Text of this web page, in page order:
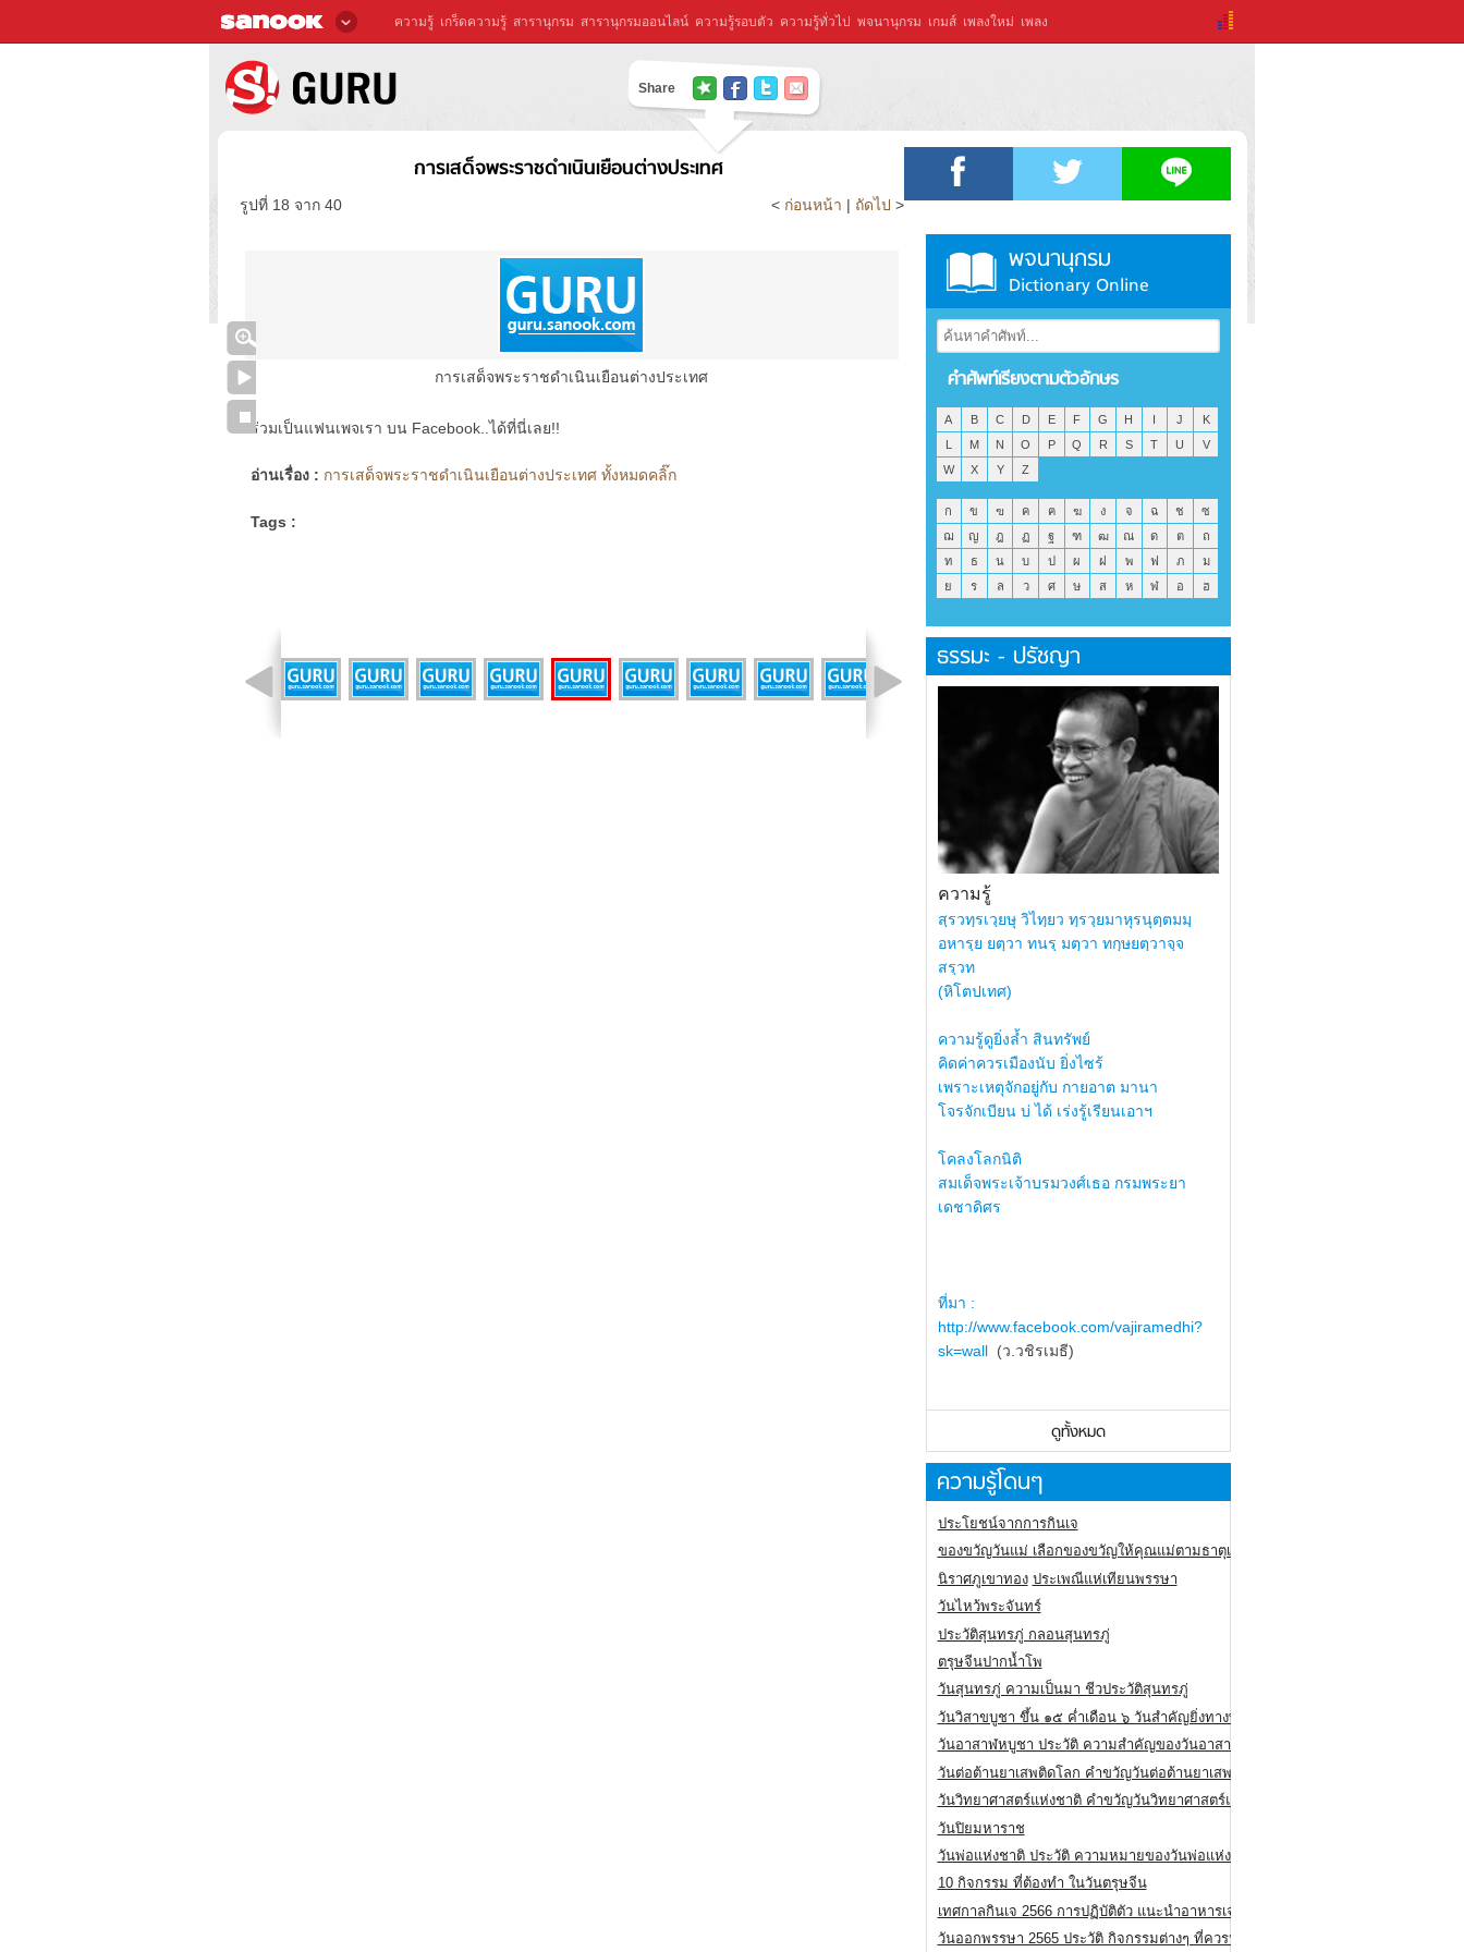
ความรู้ เกร็ดความรู้ สารานุกรม สารานุกรมออนไลน์ ความรู้รอบตัว ความรู้ทั่วไป พจนานุกรม เกมส์ เพลงใหม่ เพลง
Share
การเสด็จพระราชดำเนินเยือนต่างประเทศ
รูปที่ 18 จาก 40 < ก่อนหน้า | ถัดไป >
การเสด็จพระราชดำเนินเยือนต่างประเทศ
ร่วมเป็นแฟนเพจเรา บน Facebook..ได้ที่นี่เลย!!
อ่านเรื่อง : การเสด็จพระราชดำเนินเยือนต่างประเทศ ทั้งหมดคลิ๊ก
Tags :
พจนานุกรม
Dictionary Online
คำศัพท์เรียงตามตัวอักษร
A B C D E F G H I J
K
L
M N O P Q R S T U
V
W
X Y Z
ก ข ฃ ค ฅ ฆ ง จ ฉ ช
ซ
ฌ
ญ ฎ ฏ ฐ ฑ ฒ ณ ด ต
ถ
ท
ธ น บ ป ผ ฝ พ ฟ ภ
ม
ย
ร ล ว ศ ษ ส ห ฬ อ ฮ
ธรรมะ - ปรัชญา
ความรู้
สฺรวทฺรเวฺยษุ วิไทฺยว ทฺรวฺยมาหุรนุตฺตมมฺ
อหารฺย ยตฺวา ทนรฺ มตฺวา ทกฺษยตฺวาจฺจ
สรฺวท
(หิโตปเทศ)
ความรู้ดูยิ่งล้ำ สินทรัพย์
คิดค่าควรเมืองนับ ยิ่งไซร้
เพราะเหตุจักอยู่กับ กายอาต มานา
โจรจักเบียน บ่ ได้ เร่งรู้เรียนเอาฯ
โคลงโลกนิติ
สมเด็จพระเจ้าบรมวงศ์เธอ กรมพระยา
เดชาดิศร
ที่มา :
http://www.facebook.com/vajiramedhi?
sk=wall(ว.วชิรเมธี)
ดูทั้งหมด
ความรู้โดนๆ
ประโยชน์จากการกินเจ
ของขวัญวันแม่ เลือกของขวัญให้คุณแม่ตามธาตุเกิด
นิราศภูเขาทอง ประเพณีแห่เทียนพรรษา
วันไหว้พระจันทร์
ประวัติสุนทรภู่ กลอนสุนทรภู่
ตรุษจีนปากน้ำโพ
วันสุนทรภู่ ความเป็นมา ชีวประวัติสุนทรภู่
วันวิสาขบูชา ขึ้น ๑๕ ค่ำเดือน ๖ วันสำคัญยิ่งทางพระพุทธศาสนา
วันอาสาฬหบูชา ประวัติ ความสําคัญของวันอาสาฬหบูชา
วันต่อต้านยาเสพติดโลก คำขวัญวันต่อต้านยาเสพติดสากล
วันวิทยาศาสตร์แห่งชาติ คำขวัญวันวิทยาศาสตร์แห่งชาติ
วันปิยมหาราช
วันพ่อแห่งชาติ ประวัติ ความหมายของวันพ่อแห่งชาติ
10 กิจกรรม ที่ต้องทำ ในวันตรุษจีน
เทศกาลกินเจ 2566 การปฏิบัติตัว แนะนำอาหารเจ
วันออกพรรษา 2565 ประวัติ กิจกรรมต่างๆ ที่ควรปฏิบัติ